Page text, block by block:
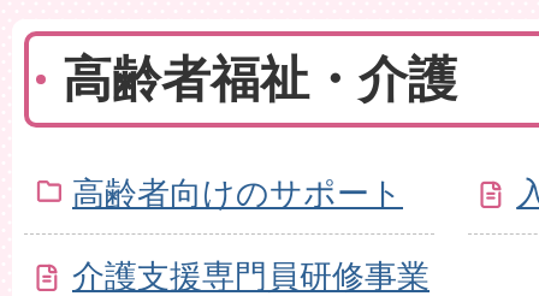
高齢者福祉・介護
高齢者向けのサポート
介護支援専門員研修事業